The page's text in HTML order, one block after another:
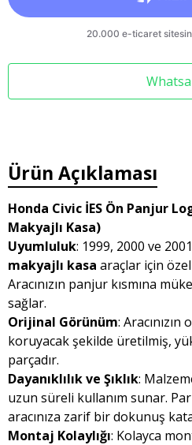
Ürün Açıklaması
Honda Civic İES Ön Panjur
Makyajlı Kasa)
Uyumluluk: 1999, 2000 ve
makyajlı kasa araçlar için
Aracınızın panjur kısmına
sağlar.
Orijinal Görünüm:
koruyacak şekilde üretilmiş,
parçadır.
Dayanıklılık ve Şıklık:
uzun süreli kullanım sunar.
aracınıza zarif bir dokunuş
Montaj Kolaylığı: Kolayca